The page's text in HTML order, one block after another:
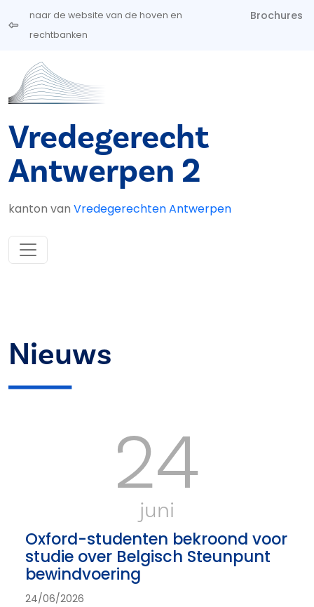
Overslaan en naar de inhoud gaan
naar de website van de hoven en
rechtbanken
Brochures
Vredegerecht
Antwerpen 2
kanton van Vredegerechten Antwerpen
Nieuws
24
juni
Oxford-studenten bekroond voor
studie over Belgisch Steunpunt
bewindvoering
24/06/2026